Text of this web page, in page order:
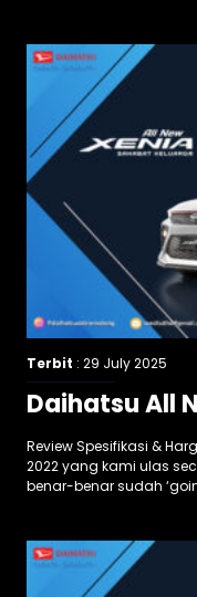
Terbit : 29 July 2025
Daihatsu All
Review Spesifikasi &
2022 yang kami ulas
benar-benar sudah